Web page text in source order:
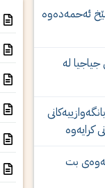
ئەحمەدەوە
لە
کرایەوە
بت